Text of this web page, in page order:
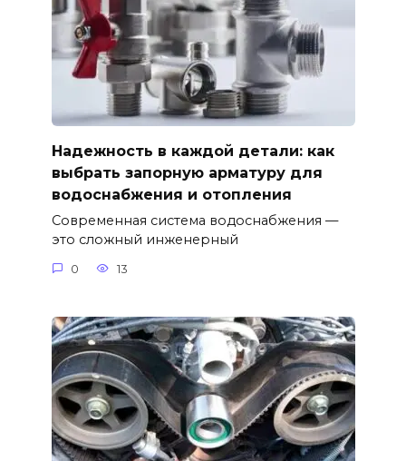
Надежность в каждой детали: как
выбрать запорную арматуру для
водоснабжения и отопления
Современная система водоснабжения —
это сложный инженерный
0 13